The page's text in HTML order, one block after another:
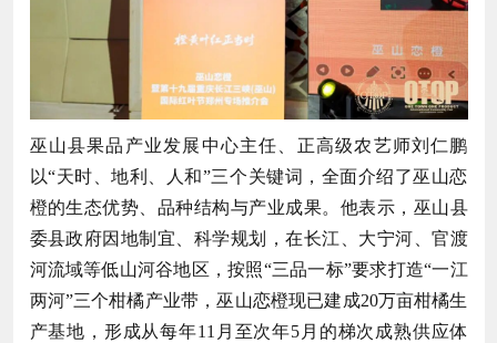
巫山县果品产业发展中心主任、正高级农艺师刘仁鹏
以“天时、地利、人和”三个关键词，全面介绍了巫山恋
橙的生态优势、品种结构与产业成果。他表示，巫山县
委县政府因地制宜、科学规划，在长江、大宁河、官渡
河流域等低山河谷地区，按照“三品一标”要求打造“一江
两河”三个柑橘产业带，巫山恋橙现已建成20万亩柑橘生
产基地，形成从每年11月至次年5月的梯次成熟供应体